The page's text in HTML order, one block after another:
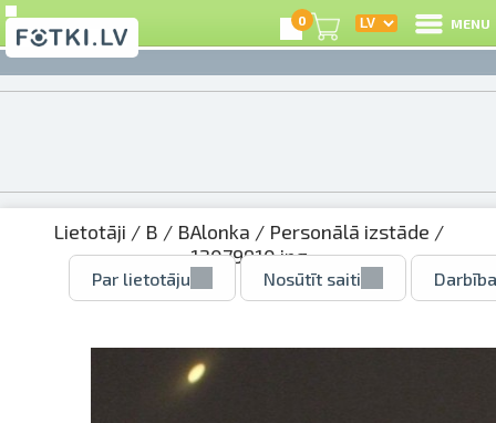
0 MENU
Lietotāji / B / BAlonka / Personālā izstāde /
12079910.jpg
Par lietotāju Nosūtīt saiti